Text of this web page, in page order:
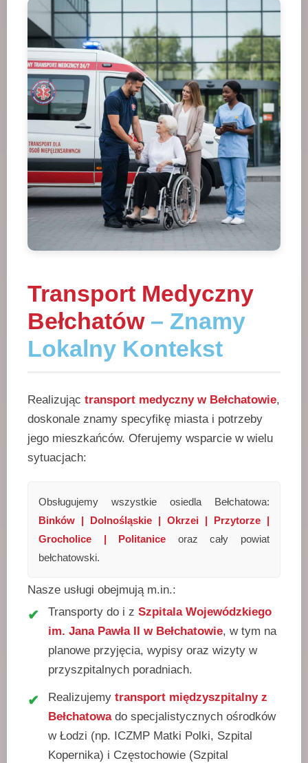
Transport Medyczny
Bełchatów– Znamy
Lokalny Kontekst
Realizując transport medyczny w Bełchatowie,
doskonale znamy specyfikę miasta i potrzeby
jego mieszkańców. Oferujemy wsparcie w wielu
sytuacjach:
Obsługujemy wszystkie osiedla Bełchatowa:
Binków | Dolnośląskie | Okrzei | Przytorze |
Grocholice | Politanice oraz cały powiat
bełchatowski.
Nasze usługi obejmują m.in.:
Transporty do i z Szpitala Wojewódzkiego
im. Jana Pawła II w Bełchatowie, w tym na
planowe przyjęcia, wypisy oraz wizyty w
przyszpitalnych poradniach.
Realizujemy transport międzyszpitalny z
Bełchatowado specjalistycznych ośrodków
w Łodzi (np. ICZMP Matki Polki, Szpital
Kopernika) i Częstochowie (Szpital